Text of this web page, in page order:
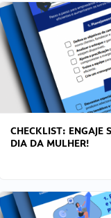
CHECKLIST: ENGAJE
DIA DA MULHER!